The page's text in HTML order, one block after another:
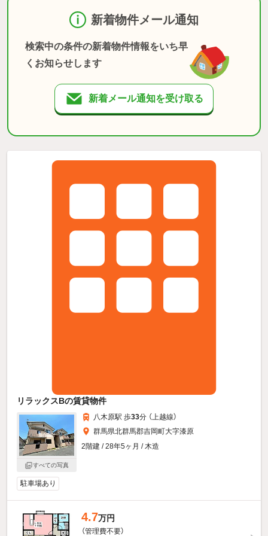
新着物件メール通知
検索中の条件の新着物件情報をいち早
くお知らせします
新着メール通知を受け取る
リラックスBの賃貸物件
すべての写真
八木原駅 歩33分 （上越線）
群馬県北群馬郡吉岡町大字漆原
2階建 / 28年5ヶ月 / 木造
駐車場あり
4.7万円
（管理費不要）